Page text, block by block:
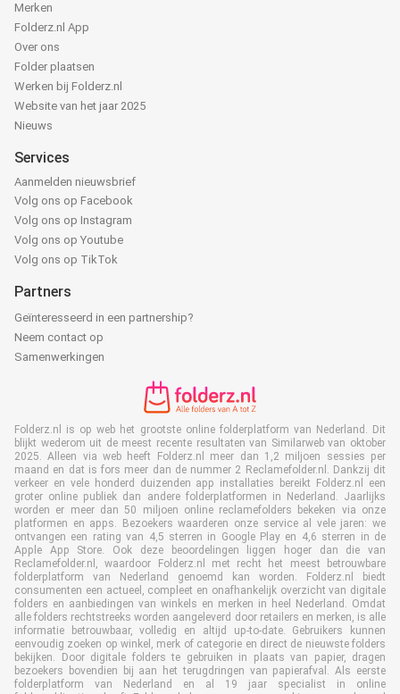
Merken
Folderz.nl App
Over ons
Folder plaatsen
Werken bij Folderz.nl
Website van het jaar 2025
Nieuws
Services
Aanmelden nieuwsbrief
Volg ons op Facebook
Volg ons op Instagram
Volg ons op Youtube
Volg ons op TikTok
Partners
Geïnteresseerd in een partnership?
Neem contact op
Samenwerkingen
Folderz.nl is op web het grootste online folderplatform van Nederland. Dit
blijkt wederom uit de meest recente resultaten van Similarweb van oktober
2025. Alleen via web heeft Folderz.nl meer dan 1,2 miljoen sessies per
maand en dat is fors meer dan de nummer 2 Reclamefolder.nl. Dankzij dit
verkeer en vele honderd duizenden app installaties bereikt Folderz.nl een
groter online publiek dan andere folderplatformen in Nederland. Jaarlijks
worden er meer dan 50 miljoen online reclamefolders bekeken via onze
platformen en apps. Bezoekers waarderen onze service al vele jaren: we
ontvangen een rating van 4,5 sterren in Google Play en 4,6 sterren in de
Apple App Store. Ook deze beoordelingen liggen hoger dan die van
Reclamefolder.nl, waardoor Folderz.nl met recht het meest betrouwbare
folderplatform van Nederland genoemd kan worden. Folderz.nl biedt
consumenten een actueel, compleet en onafhankelijk overzicht van digitale
folders en aanbiedingen van winkels en merken in heel Nederland. Omdat
alle folders rechtstreeks worden aangeleverd door retailers en merken, is alle
informatie betrouwbaar, volledig en altijd up-to-date. Gebruikers kunnen
eenvoudig zoeken op winkel, merk of categorie en direct de nieuwste folders
bekijken. Door digitale folders te gebruiken in plaats van papier, dragen
bezoekers bovendien bij aan het terugdringen van papierafval. Als eerste
folderplatform van Nederland en al 19 jaar specialist in online